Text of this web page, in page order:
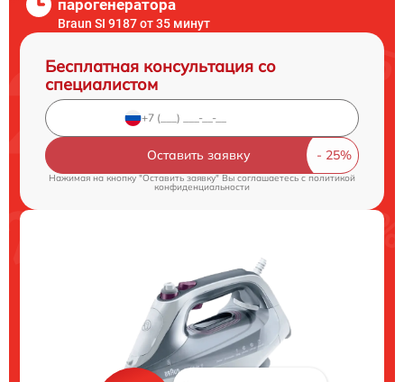
парогенератора
Braun SI 9187 от 35 минут
Бесплатная консультация со
специалистом
Оставить заявку
Нажимая на кнопку "Оставить заявку" Вы соглашаетесь cполитикой
конфиденциальности